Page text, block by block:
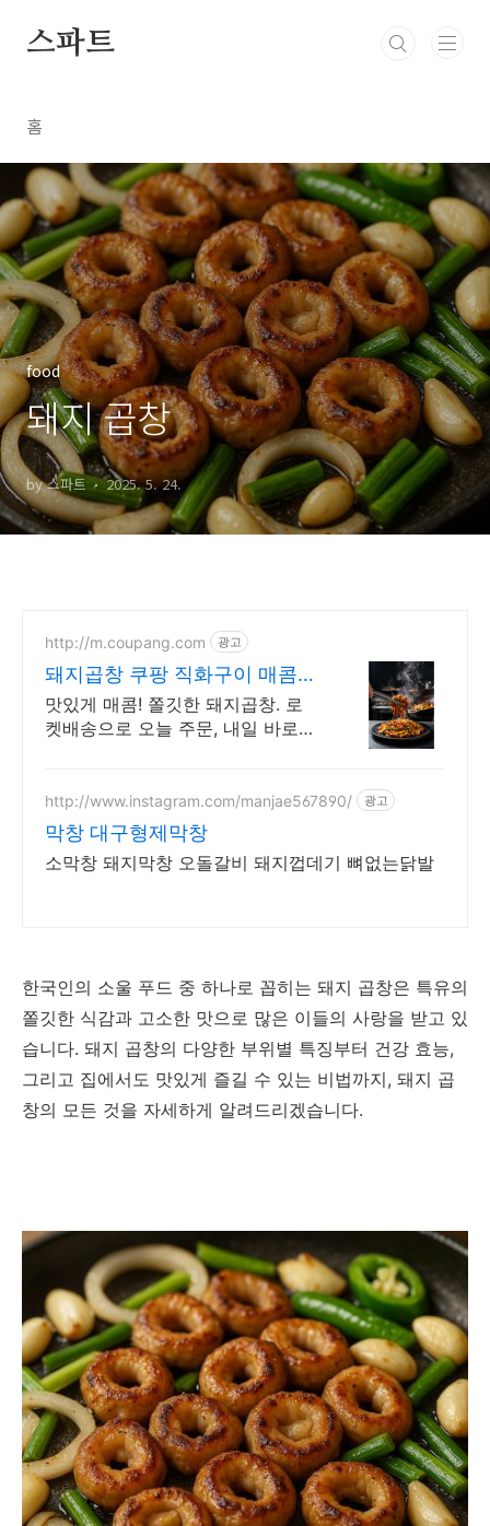
스파트
홈
food
돼지 곱창
by 스파트 2025. 5. 24.
http://m.coupang.com 광고
돼지곱창 쿠팡 직화구이 매콤
양념
맛있게 매콤! 쫄깃한 돼지곱창. 로
켓배송으로 오늘 주문, 내일 바로
http://www.instagram.com/manjae567890/ 광고
막창 대구형제막창
소막창 돼지막창 오돌갈비 돼지껍데기 뼈없는닭발
한국인의 소울 푸드 중 하나로 꼽히는 돼지 곱창은 특유의
쫄깃한 식감과 고소한 맛으로 많은 이들의 사랑을 받고 있
습니다. 돼지 곱창의 다양한 부위별 특징부터 건강 효능,
그리고 집에서도 맛있게 즐길 수 있는 비법까지, 돼지 곱
창의 모든 것을 자세하게 알려드리겠습니다.